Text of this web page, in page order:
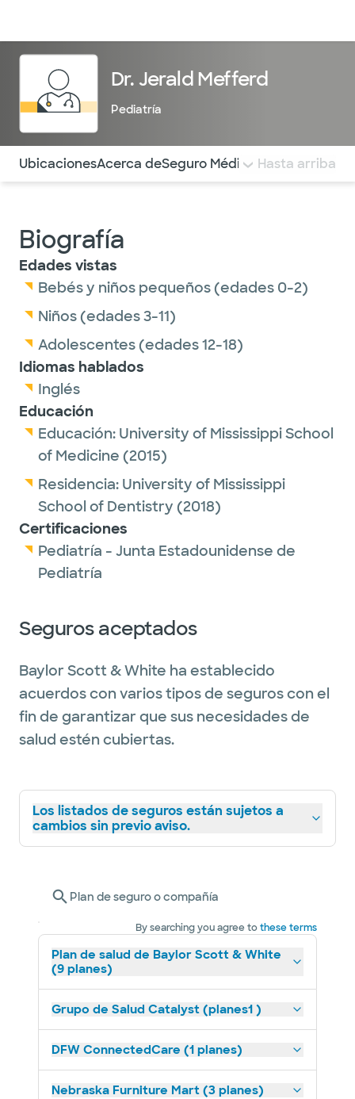
Dr. Jerald Mefferd
Pediatría
Utilice esta navegación para saltar rápidamente a
UbicacionesAcerca deSeguro Médico COMENTARIOS
Hasta arriba
Biografía
Edades vistas
Bebés y niños pequeños (edades 0-2)
Niños (edades 3-11)
Adolescentes (edades 12-18)
Idiomas hablados
Inglés
Educación
Educación: University of Mississippi School
of Medicine (2015)
Residencia: University of Mississippi
School of Dentistry (2018)
Certificaciones
Pediatría - Junta Estadounidense de
Pediatría
Seguros aceptados
Baylor Scott & White ha establecido
acuerdos con varios tipos de seguros con el
fin de garantizar que sus necesidades de
salud estén cubiertas.
Los listados de seguros están sujetos a
cambios sin previo aviso.
Plan de seguro o compañía
By searching you agree tothese terms
Plan de salud de Baylor Scott & White
(9 planes)
Grupo de Salud Catalyst (planes1 )
DFW ConnectedCare (1 planes)
Nebraska Furniture Mart (3 planes)